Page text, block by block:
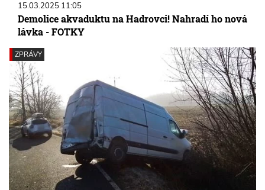
15.03.2025 11:05
Demolice akvaduktu na Hadrovci! Nahradí ho nová
lávka - FOTKY
ZPRÁVY